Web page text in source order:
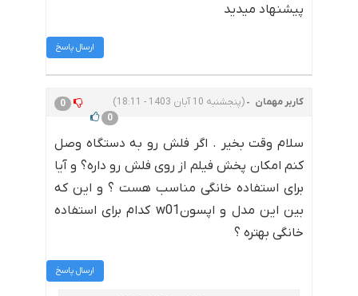
پیشنهاد میدید
ارسال پاسخ
کاربر مهمان (پنجشنبه 10 آبان 1403 - 18:11)
0
0
سلام وقت بخیر . اگر فلش رو به دستگاه وصل
کنم امکان پخش فیلم از روی فلش رو داره؟ و آیا
برای استفاده خانگی مناسب هست ؟ و این که
بین این مدل و اپسونw01 کدام برای استفاده
خانگی بهتره ؟
ارسال پاسخ